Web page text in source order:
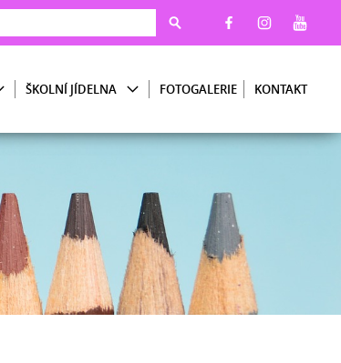
ŠKOLNÍ JÍDELNA FOTOGALERIE KONTAKT